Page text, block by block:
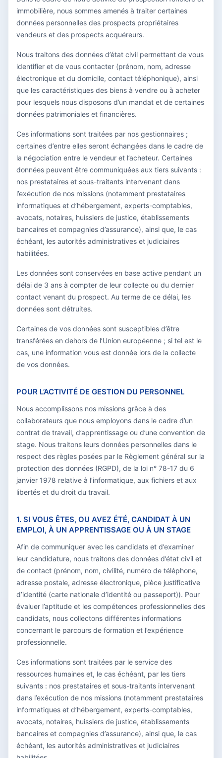
immobilière, nous sommes amenés à traiter certaines
données personnelles des prospects propriétaires
vendeurs et des prospects acquéreurs.
Nous traitons des données d’état civil permettant de vous
identifier et de vous contacter (prénom, nom, adresse
électronique et du domicile, contact téléphonique), ainsi
que les caractéristiques des biens à vendre ou à acheter
pour lesquels nous disposons d’un mandat et de certaines
données patrimoniales et financières.
Ces informations sont traitées par nos gestionnaires ;
certaines d’entre elles seront échangées dans le cadre de
la négociation entre le vendeur et l’acheteur. Certaines
données peuvent être communiquées aux tiers suivants :
nos prestataires et sous-traitants intervenant dans
l’exécution de nos missions (notamment prestataires
informatiques et d’hébergement, experts-comptables,
avocats, notaires, huissiers de justice, établissements
bancaires et compagnies d’assurance), ainsi que, le cas
échéant, les autorités administratives et judiciaires
habilitées.
Les données sont conservées en base active pendant un
délai de 3 ans à compter de leur collecte ou du dernier
contact venant du prospect. Au terme de ce délai, les
données sont détruites.
Certaines de vos données sont susceptibles d’être
transférées en dehors de l’Union européenne ; si tel est le
cas, une information vous est donnée lors de la collecte
de vos données.
POUR L’ACTIVITÉ DE GESTION DU PERSONNEL
Nous accomplissons nos missions grâce à des
collaborateurs que nous employons dans le cadre d’un
contrat de travail, d’apprentissage ou d’une convention de
stage. Nous traitons leurs données personnelles dans le
respect des règles posées par le Règlement général sur la
protection des données (RGPD), de la loi n° 78-17 du 6
janvier 1978 relative à l’informatique, aux fichiers et aux
libertés et du droit du travail.
1. SI VOUS ÊTES, OU AVEZ ÉTÉ, CANDIDAT À UN
EMPLOI, À UN APPRENTISSAGE OU À UN STAGE
Afin de communiquer avec les candidats et d’examiner
leur candidature, nous traitons des données d’état civil et
de contact (prénom, nom, civilité, numéro de téléphone,
adresse postale, adresse électronique, pièce justificative
d’identité (carte nationale d’identité ou passeport)). Pour
évaluer l’aptitude et les compétences professionnelles des
candidats, nous collectons différentes informations
concernant le parcours de formation et l’expérience
professionnelle.
Ces informations sont traitées par le service des
ressources humaines et, le cas échéant, par les tiers
suivants : nos prestataires et sous-traitants intervenant
dans l’exécution de nos missions (notamment prestataires
informatiques et d’hébergement, experts-comptables,
avocats, notaires, huissiers de justice, établissements
bancaires et compagnies d’assurance), ainsi que, le cas
échéant, les autorités administratives et judiciaires